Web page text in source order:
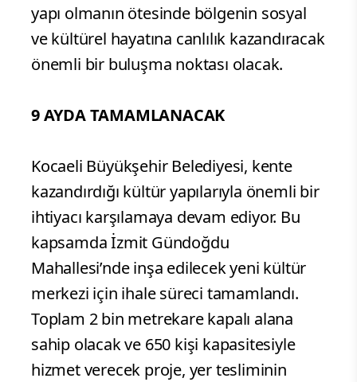
yapı olmanın ötesinde bölgenin sosyal
ve kültürel hayatına canlılık kazandıracak
önemli bir buluşma noktası olacak.
9 AYDA TAMAMLANACAK
Kocaeli Büyükşehir Belediyesi, kente
kazandırdığı kültür yapılarıyla önemli bir
ihtiyacı karşılamaya devam ediyor. Bu
kapsamda İzmit Gündoğdu
Mahallesi’nde inşa edilecek yeni kültür
merkezi için ihale süreci tamamlandı.
Toplam 2 bin metrekare kapalı alana
sahip olacak ve 650 kişi kapasitesiyle
hizmet verecek proje, yer tesliminin